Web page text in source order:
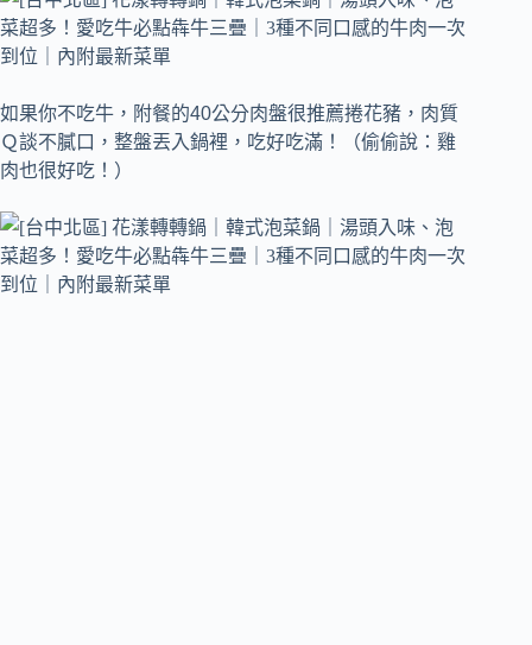
如果你不吃牛，附餐的40公分肉盤很推薦捲花豬，肉質
Ｑ談不膩口，整盤丟入鍋裡，吃好吃滿！（偷偷說：雞
肉也很好吃！）